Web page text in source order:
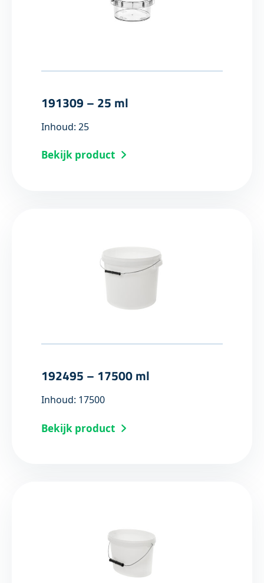
191309 – 25 ml
Inhoud: 25
Bekijk product
192495 – 17500 ml
Inhoud: 17500
Bekijk product